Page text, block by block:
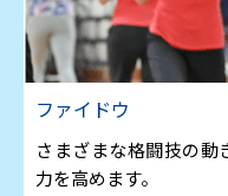
ファイドウ
さまざまな格闘技の動
力を高めます。